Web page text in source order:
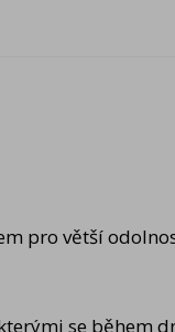
pro větší
se během